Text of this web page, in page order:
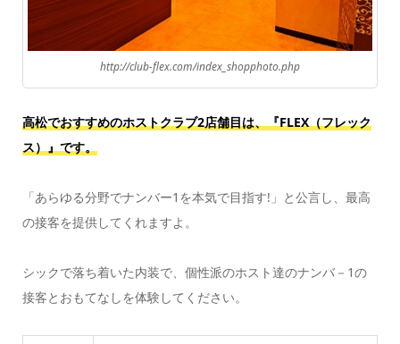
http://club-flex.com/index_shopphoto.php
高松でおすすめのホストクラブ2店舗目は、『FLEX（フレック
ス）』です。
「あらゆる分野でナンバー1を本気で目指す!」と公言し、最高
の接客を提供してくれますよ。
シックで落ち着いた内装で、個性派のホスト達のナンバ－1の
接客とおもてなしを体験してください。